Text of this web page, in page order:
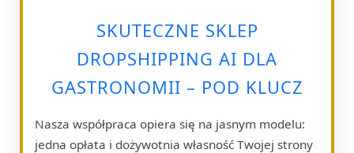
SKUTECZNE SKLEP
DROPSHIPPING AI DLA
GASTRONOMII – POD KLUCZ
Nasza współpraca opiera się na jasnym modelu:
jedna opłata i dożywotnia własność Twojej strony